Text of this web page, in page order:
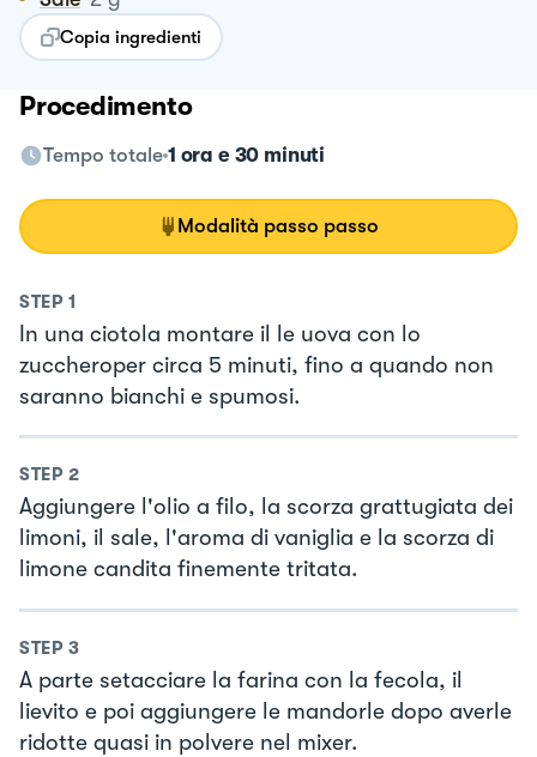
Copia ingredienti
Procedimento
Tempo totale 1 ora e 30 minuti
Modalità passo passo
STEP 1
In una ciotola montare il le uova con lo
zuccheroper circa 5 minuti, fino a quando non
saranno bianchi e spumosi.
STEP 2
Aggiungere l'olio a filo, la scorza grattugiata dei
limoni, il sale, l'aroma di vaniglia e la scorza di
limone candita finemente tritata.
STEP 3
A parte setacciare la farina con la fecola, il
lievito e poi aggiungere le mandorle dopo averle
ridotte quasi in polvere nel mixer.